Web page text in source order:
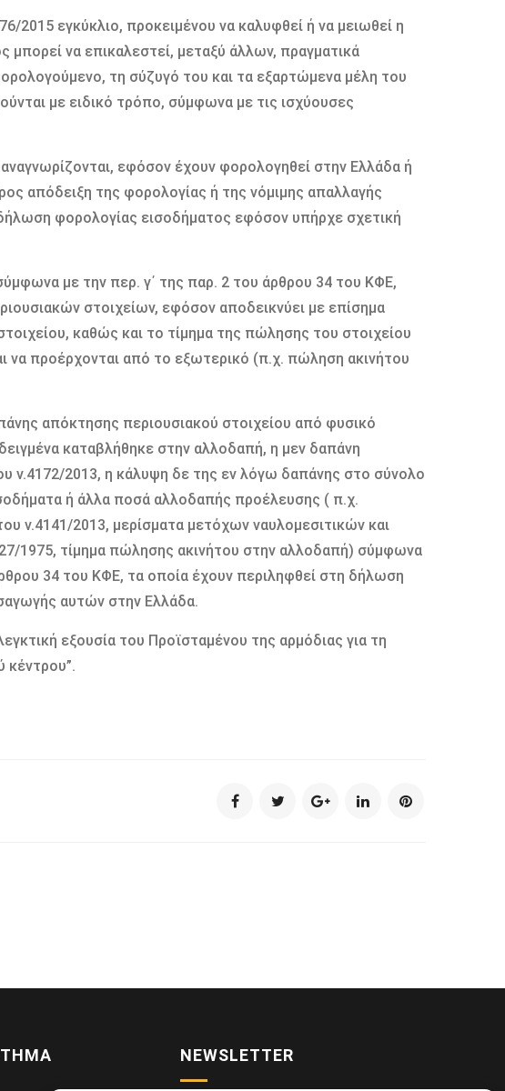
2015 εγκύκλιο, προκειμένου να καλυφθεί ή να μειωθεί η
να επικαλεστεί, μεταξύ άλλων, πραγματικά
τη σύζυγό του και τα εξαρτώμενα μέλη του
με ειδικό τρόπο, σύμφωνα με τις ισχύουσες
εφόσον έχουν φορολογηθεί στην Ελλάδα ή
απόδειξη της φορολογίας ή της νόμιμης απαλλαγής
φορολογίας εισοδήματος εφόσον υπήρχε σχετική
με την περ. γ΄ της παρ. 2 του άρθρου 34 του ΚΦΕ,
στοιχείων, εφόσον αποδεικνύει με επίσημα
καθώς και το τίμημα της πώλησης του στοιχείου
να προέρχονται από το εξωτερικό (π.χ. πώληση ακινήτου
απόκτησης περιουσιακού στοιχείου από φυσικό
καταβλήθηκε στην αλλοδαπή, η μεν δαπάνη
ν.4172/2013, η κάλυψη δε της εν λόγω δαπάνης στο σύνολο
ή άλλα ποσά αλλοδαπής προέλευσης ( π.χ.
ν.4141/2013, μερίσματα μετόχων ναυλομεσιτικών και
1975, τίμημα πώλησης ακινήτου στην αλλοδαπή) σύμφωνα
34 του ΚΦΕ, τα οποία έχουν περιληφθεί στη δήλωση
αυτών στην Ελλάδα.
εξουσία του Προϊσταμένου της αρμόδιας για τη
NEWSLETTER